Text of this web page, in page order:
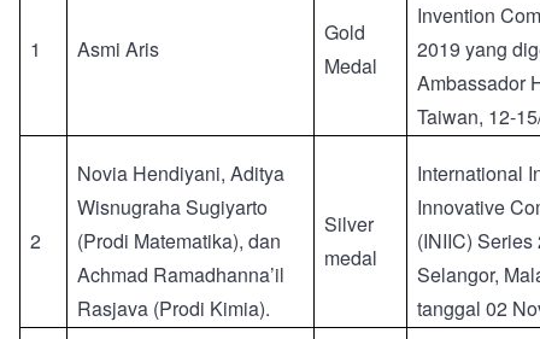
1 Asmi Aris
Gold
Medal
Invention
2019 yang
Ambassador
Taiwan, 12-
2
Novia Hendiyani, Aditya
Wisnugraha Sugiyarto
(Prodi Matematika), dan
Achmad Ramadhanna’il
Rasjava (Prodi Kimia).
Silver
medal
International
Innovative
(INIIC) Series
Selangor,
tanggal 02